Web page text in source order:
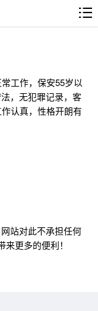
工作，保安55岁以
，无犯罪记录，客
认真，性格开朗有
站对此不承担任何
更多的便利！